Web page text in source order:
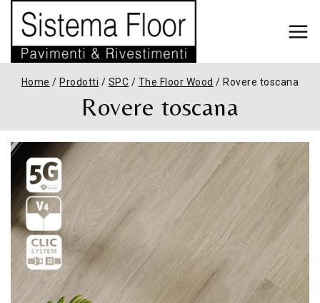
Home / Prodotti / SPC / The Floor Wood / Rovere toscana
Rovere toscana